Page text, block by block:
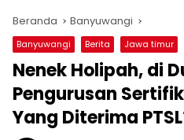
Beranda Banyuwangi
Banyuwangi Berita Jawa timur
Nenek Holipah, di
Pengurusan
Yang Diterima